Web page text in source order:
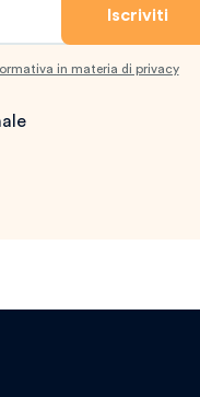
in materia di privacy